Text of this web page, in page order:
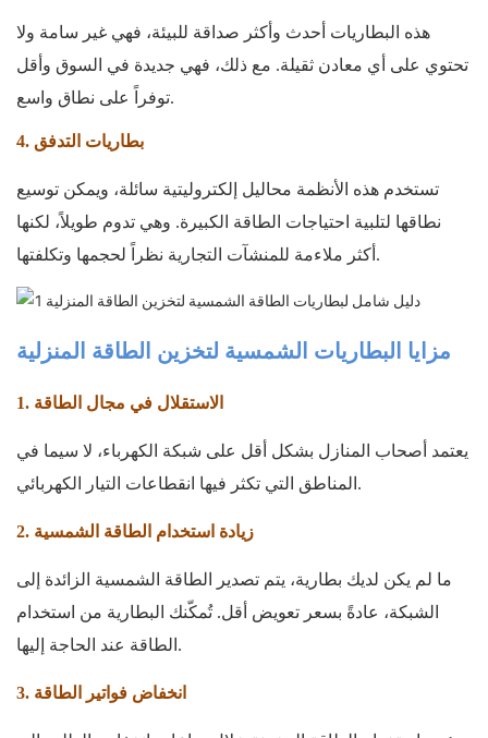
هذه البطاريات أحدث وأكثر صداقة للبيئة، فهي غير سامة ولا
تحتوي على أي معادن ثقيلة. مع ذلك، فهي جديدة في السوق وأقل
توفراً على نطاق واسع.
4. بطاريات التدفق
تستخدم هذه الأنظمة محاليل إلكتروليتية سائلة، ويمكن توسيع
نطاقها لتلبية احتياجات الطاقة الكبيرة. وهي تدوم طويلاً، لكنها
أكثر ملاءمة للمنشآت التجارية نظراً لحجمها وتكلفتها.
مزايا البطاريات الشمسية لتخزين الطاقة المنزلية
1. الاستقلال في مجال الطاقة
يعتمد أصحاب المنازل بشكل أقل على شبكة الكهرباء، لا سيما في
المناطق التي تكثر فيها انقطاعات التيار الكهربائي.
2. زيادة استخدام الطاقة الشمسية
ما لم يكن لديك بطارية، يتم تصدير الطاقة الشمسية الزائدة إلى
الشبكة، عادةً بسعر تعويض أقل. تُمكّنك البطارية من استخدام
الطاقة عند الحاجة إليها.
3. انخفاض فواتير الطاقة